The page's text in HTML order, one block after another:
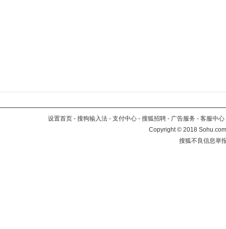
设置首页 - 搜狗输入法 - 支付中心 - 搜狐招聘 - 广告服务 - 客服中心
Copyright©2018
搜狐不良信息举